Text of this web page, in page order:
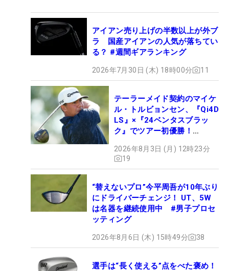
アイアン売り上げの半数以上が外ブ
ラ 国産アイアンの人気が落ちてい
る？ #週間ギアランキング
2026年7月30日 (木) 18時00分 11
テーラーメイド契約のマイケ
ル・トルビョンセン、『Qi4D
LS』×『24ベンタスブラッ
ク』でツアー初優勝！
2026年8月3日 (月) 12時23分
19
“替えないプロ”今平周吾が10年ぶり
にドライバーチェンジ！ UT、5W
は名器を継続使用中 #男子プロセ
ッティング
2026年8月6日 (木) 15時49分 38
選手は“長く使える”点をべた褒め！